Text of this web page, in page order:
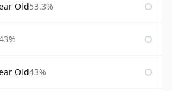
Old53.3%
Old43%